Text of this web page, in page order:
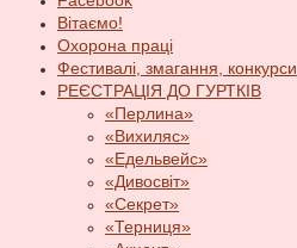
Вітаємо!
Охорона праці
Фестивалі, змагання, конкурси
РЕЄСТРАЦІЯ ДО ГУРТКІВ
«Перлина»
«Вихиляс»
«Едельвейс»
«Дивосвіт»
«Секрет»
«Терниця»